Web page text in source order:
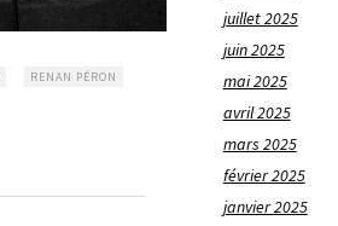
RENAN PÉRON
juillet 2025
juin 2025
mai 2025
avril 2025
mars 2025
février 2025
janvier 2025